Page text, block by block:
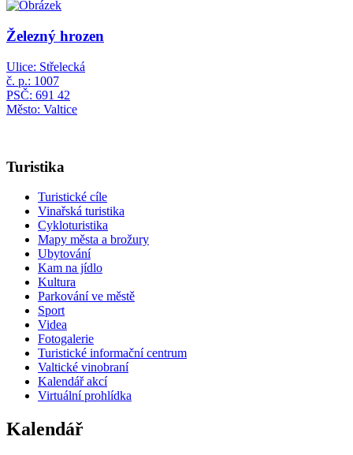
Železný hrozen
Ulice: Střelecká
č. p.: 1007
PSČ: 691 42
Město: Valtice
Turistika
Turistické cíle
Vinařská turistika
Cykloturistika
Mapy města a brožury
Ubytování
Kam na jídlo
Kultura
Parkování ve městě
Sport
Videa
Fotogalerie
Turistické informační centrum
Valtické vinobraní
Kalendář akcí
Virtuální prohlídka
Kalendář